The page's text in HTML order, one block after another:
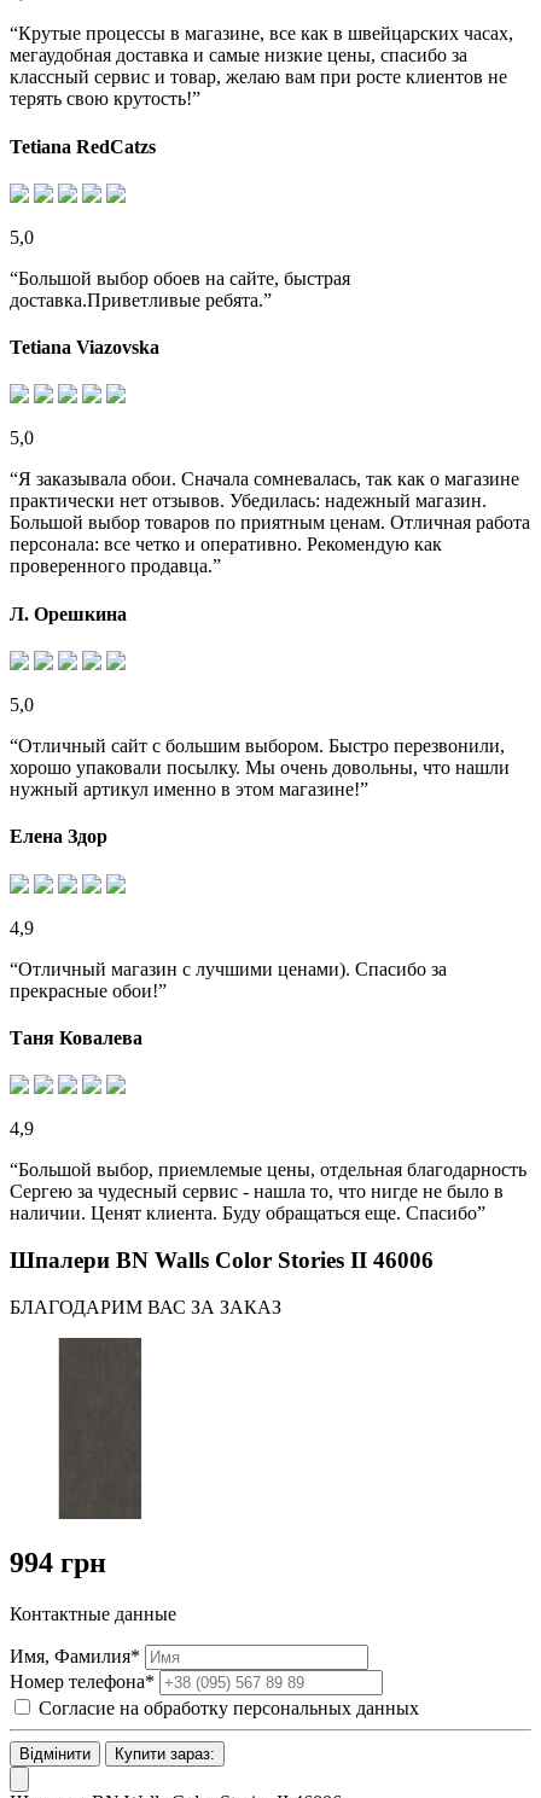
“Крутые процессы в магазине, все как в швейцарских часах,
мегаудобная доставка и самые низкие цены, спасибо за
классный сервис и товар, желаю вам при росте клиентов не
терять свою крутость!”
Tetiana RedCatzs
5,0
“Большой выбор обоев на сайте, быстрая
доставка.Приветливые ребята.”
Tetiana Viazovska
5,0
“Я заказывала обои. Сначала сомневалась, так как о магазине
практически нет отзывов. Убедилась: надежный магазин.
Большой выбор товаров по приятным ценам. Отличная работа
персонала: все четко и оперативно. Рекомендую как
проверенного продавца.”
Л. Орешкина
5,0
“Отличный сайт с большим выбором. Быстро перезвонили,
хорошо упаковали посылку. Мы очень довольны, что нашли
нужный артикул именно в этом магазине!”
Елена Здор
4,9
“Отличный магазин с лучшими ценами). Спасибо за
прекрасные обои!”
Таня Ковалева
4,9
“Большой выбор, приемлемые цены, отдельная благодарность
Сергею за чудесный сервис - нашла то, что нигде не было в
наличии. Ценят клиента. Буду обращаться еще. Спасибо”
Шпалери BN Walls Color Stories II 46006
БЛАГОДАРИМ ВАС ЗА ЗАКАЗ
994 грн
Контактные данные
Имя, Фамилия*
Номер телефона*
Согласие на обработку персональных данных
Відмінити Купити зараз: